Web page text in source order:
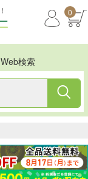
0
Web検索